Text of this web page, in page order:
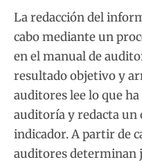
La redacción del
cabo mediante un
en el manual de
resultado objetivo y
auditores lee lo que
auditoría y redacta un
indicador. A partir de
auditores determinan